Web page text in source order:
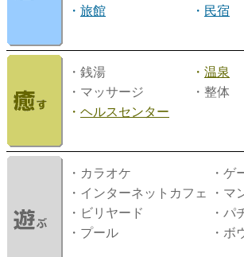
・ 旅館 ・ 民宿
・銭湯 ・ 温泉
・マッサージ
・整体
・ ヘルスセンター
・カラオケ
・ゲ
・インターネットカフェ
・マ
・ビリヤード
・パ
・プール
・ボ